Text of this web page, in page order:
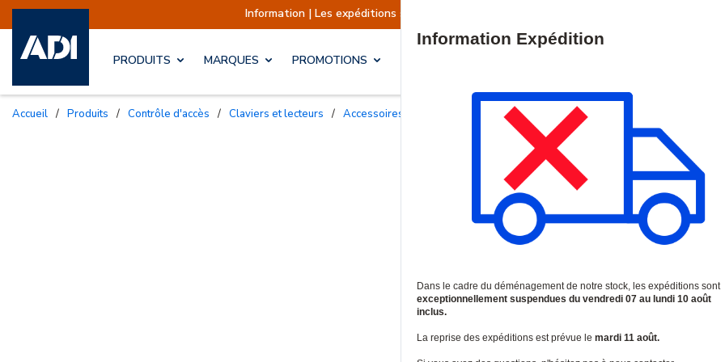
Information | Les expéditions sont actuellement suspendues Reprise
PRODUITS MARQUES PROMOTIONS
Accueil / Produits / Contrôle d'accès / Claviers et lecteurs / Accessoires pour claviers et lecteurs